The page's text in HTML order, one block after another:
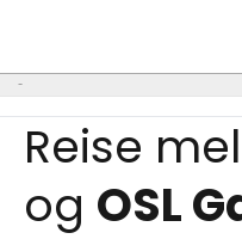
Reise
og OSL